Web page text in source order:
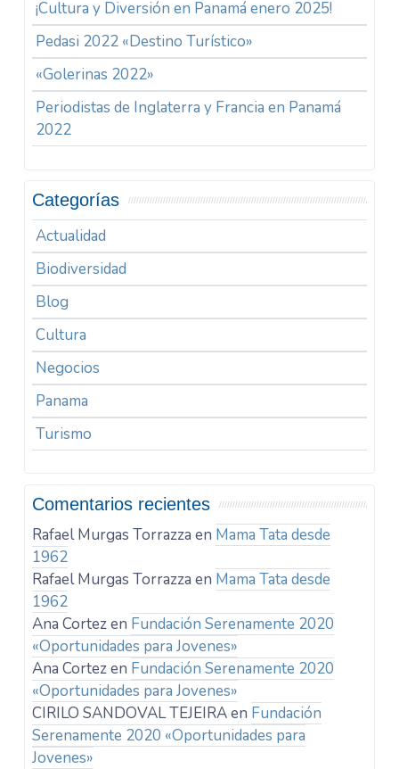
¡Cultura y Diversión en Panamá enero 2025!
Pedasi 2022 «Destino Turístico»
«Golerinas 2022»
Periodistas de Inglaterra y Francia en Panamá
2022
Categorías
Actualidad
Biodiversidad
Blog
Cultura
Negocios
Panama
Turismo
Comentarios recientes
Rafael Murgas Torrazza en Mama Tata desde
1962
Rafael Murgas Torrazza en Mama Tata desde
1962
Ana Cortezen Fundación Serenamente 2020
«Oportunidades para Jovenes»
Ana Cortezen Fundación Serenamente 2020
«Oportunidades para Jovenes»
CIRILO SANDOVAL TEJEIRAen Fundación
Serenamente 2020 «Oportunidades para
Jovenes»